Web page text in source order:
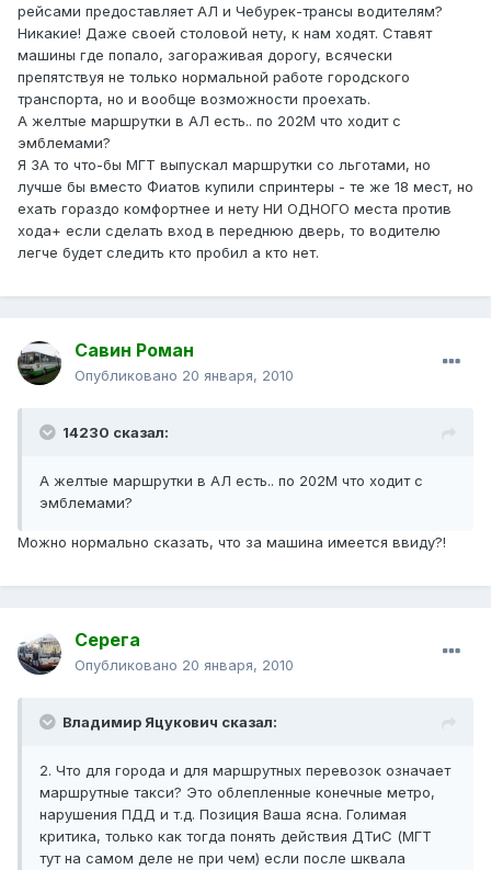
рейсами предоставляет АЛ и Чебурек-трансы водителям?
Никакие! Даже своей столовой нету, к нам ходят. Ставят
машины где попало, загораживая дорогу, всячески
препятствуя не только нормальной работе городского
транспорта, но и вообще возможности проехать.
А желтые маршрутки в АЛ есть.. по 202М что ходит с
эмблемами?
Я ЗА то что-бы МГТ выпускал маршрутки со льготами, но
лучше бы вместо Фиатов купили спринтеры - те же 18 мест, но
ехать гораздо комфортнее и нету НИ ОДНОГО места против
хода+ если сделать вход в переднюю дверь, то водителю
легче будет следить кто пробил а кто нет.
Савин Роман
Опубликовано 20 января, 2010
14230 сказал:
А желтые маршрутки в АЛ есть.. по 202М что ходит с
эмблемами?
Можно нормально сказать, что за машина имеется ввиду?!
Серега
Опубликовано 20 января, 2010
Владимир Яцукович сказал:
2. Что для города и для маршрутных перевозок означает
маршрутные такси? Это облепленные конечные метро,
нарушения ПДД и т.д. Позиция Ваша ясна. Голимая
критика, только как тогда понять действия ДТиС (МГТ
тут на самом деле не при чем) если после шквала